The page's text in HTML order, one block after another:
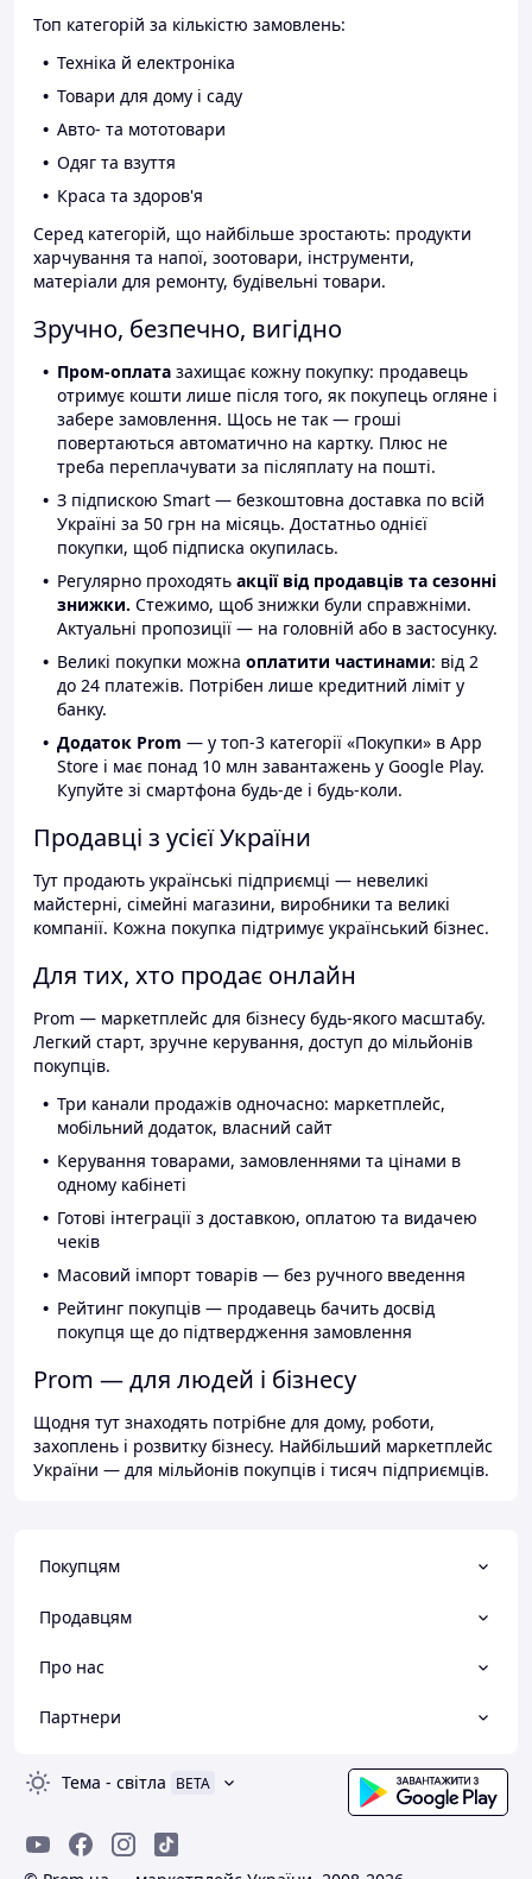
Топ категорій за кількістю замовлень:
Техніка й електроніка
Товари для дому і саду
Авто- та мототовари
Одяг та взуття
Краса та здоров'я
Серед категорій, що найбільше зростають: продукти
харчування та напої, зоотовари, інструменти,
матеріали для ремонту, будівельні товари.
Зручно, безпечно, вигідно
Пром-оплата захищає кожну покупку: продавець
отримує кошти лише після того, як покупець огляне і
забере замовлення. Щось не так — гроші
повертаються автоматично на картку. Плюс не
треба переплачувати за післяплату на пошті.
З підпискою Smart — безкоштовна доставка по всій
Україні за 50 грн на місяць. Достатньо однієї
покупки, щоб підписка окупилась.
Регулярно проходять акції від продавців та сезонні
знижки. Стежимо, щоб знижки були справжніми.
Актуальні пропозиції — на головній або в застосунку.
Великі покупки можна оплатити частинами: від 2
до 24 платежів. Потрібен лише кредитний ліміт у
банку.
Додаток Prom — у топ-3 категорії «Покупки» в App
Store і має понад 10 млн завантажень у Google Play.
Купуйте зі смартфона будь-де і будь-коли.
Продавці з усієї України
Тут продають українські підприємці — невеликі
майстерні, сімейні магазини, виробники та великі
компанії. Кожна покупка підтримує український бізнес.
Для тих, хто продає онлайн
Prom — маркетплейс для бізнесу будь-якого масштабу.
Легкий старт, зручне керування, доступ до мільйонів
покупців.
Три канали продажів одночасно: маркетплейс,
мобільний додаток, власний сайт
Керування товарами, замовленнями та цінами в
одному кабінеті
Готові інтеграції з доставкою, оплатою та видачею
чеків
Масовий імпорт товарів — без ручного введення
Рейтинг покупців — продавець бачить досвід
покупця ще до підтвердження замовлення
Prom — для людей і бізнесу
Щодня тут знаходять потрібне для дому, роботи,
захоплень і розвитку бізнесу. Найбільший маркетплейс
України — для мільйонів покупців і тисяч підприємців.
Покупцям
Продавцям
Про нас
Партнери
Тема - світла BETA